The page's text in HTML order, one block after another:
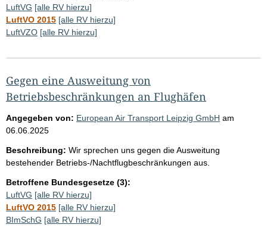
LuftVG [alle RV hierzu]
LuftVO 2015 [alle RV hierzu]
LuftVZO [alle RV hierzu]
Gegen eine Ausweitung von
Betriebsbeschränkungen an Flughäfen
Angegeben von: European Air Transport Leipzig GmbH am
06.06.2025
Beschreibung: Wir sprechen uns gegen die Ausweitung
bestehender Betriebs-/Nachtflugbeschränkungen aus.
Betroffene Bundesgesetze (3):
LuftVG [alle RV hierzu]
LuftVO 2015 [alle RV hierzu]
BImSchG [alle RV hierzu]